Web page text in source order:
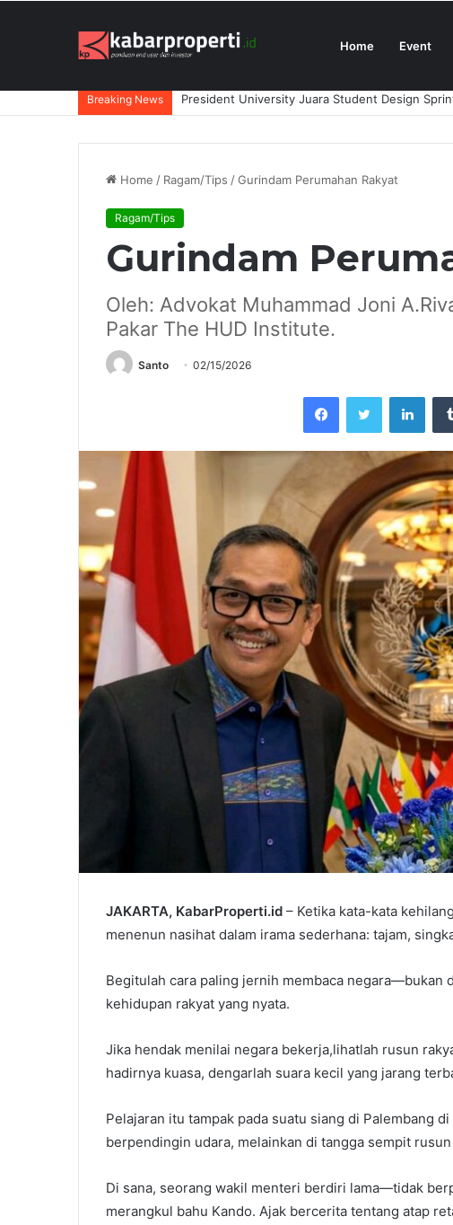
Home Event
Breaking News Perluas Layanan di Jawa Barat, DAIKIN
Home / Ragam/Tips /Gurindam Perumahan Rakyat
Ragam/Tips
Gurindam
Oleh: Advokat Muhammad Joni
Pakar The HUD Institute.
Santo 02/15/2026
FacebookTwitter
JAKARTA, KabarProperti.id – Ketika kata-kata
menenun nasihat dalam irama sederhana: tajam,
Begitulah cara paling jernih membaca negara—bukan
kehidupan rakyat yang nyata.
Jika hendak menilai negara bekerja,lihatlah rusun
hadirnya kuasa, dengarlah suara kecil yang jarang
Pelajaran itu tampak pada suatu siang di Palembang
berpendingin udara, melainkan di tangga sempit
Di sana, seorang wakil menteri berdiri lama—tidak
merangkul bahu Kando. Ajak bercerita tentang atap